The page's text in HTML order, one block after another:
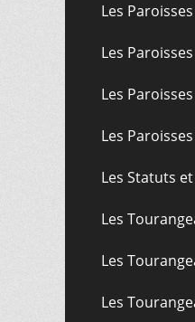
Les
Les
Les
Les
Les Statuts
Les
Les
Les